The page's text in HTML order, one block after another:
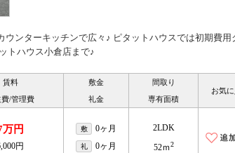
ウンターキッチンで広々♪ ピタットハウスでは初期費
トハウス小倉店まで♪
賃料
費/管理費
敷金
礼金
間取り
専有面積
お気
万円
円
敷 0ヶ月
礼 0ヶ月
2LDK
52ｍ2